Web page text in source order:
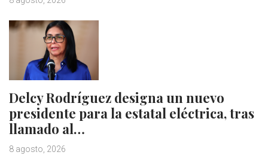
Delcy Rodríguez designa un nuevo
presidente para la estatal eléctrica, tras
llamado al…
8 agosto, 2026